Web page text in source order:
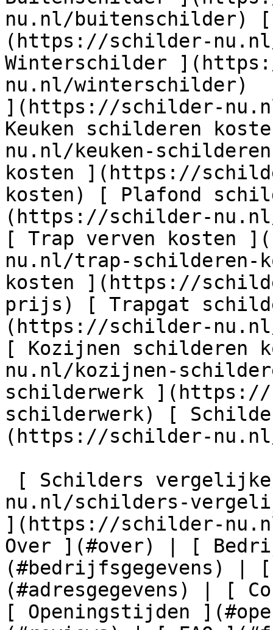
nu.nl/buitenschilder)
(https://schilder-
Winterschilder
nu.nl/winterschilder)
](https://schilder-
Keuken schilderen
nu.nl/keuken-
kosten ](https://
kosten) [ Plafond
(https://schilder-
[ Trap verven kosten
nu.nl/trap-schilderen-
kosten ](https://
prijs) [ Trapgat
(https://schilder-
[ Kozijnen
nu.nl/kozijnen-
schilderwerk
schilderwerk) [
(https://schilder-nu.nl/
nu.nl/schilders-
](https://schilder-
Over ](#over) | [
(#bedrijfsgegevens) | [
(#adresgegevens) | [
[ Openingstijden